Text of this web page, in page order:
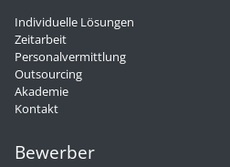
Individuelle Lösungen
Zeitarbeit
Personalvermittlung
Outsourcing
Akademie
Kontakt
Bewerber